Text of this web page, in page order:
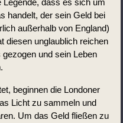
Legende, dass es sich um
handelt, der sein Geld bei
außerhalb von England)
diesen unglaublich reichen
und sein Leben
beginnen die Londoner
Licht zu sammeln und
Um das Geld fließen zu